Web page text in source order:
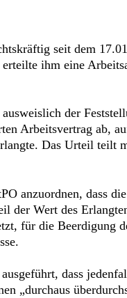
seit dem
ihm eine
der
Arbeitsvertrag ab,
Das Urteil teilt
anzuordnen, dass
der Wert des
für die Beerdigung
dass
„durchaus